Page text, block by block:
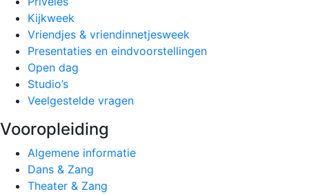
Kijkweek
Vriendjes & vriendinnetjesweek
Presentaties en eindvoorstellingen
Open dag
Studio’s
Veelgestelde vragen
Vooropleiding
Algemene informatie
Dans & Zang
Theater & Zang